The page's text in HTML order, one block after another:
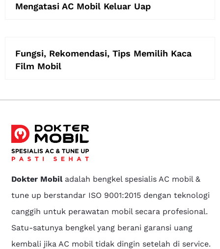
Mengatasi AC Mobil Keluar Uap
Fungsi, Rekomendasi, Tips Memilih Kaca
Film Mobil
Dokter Mobiladalah bengkel spesialis AC mobil &
tune up berstandar ISO 9001:2015 dengan teknologi
canggih untuk perawatan mobil secara profesional.
Satu-satunya bengkel yang berani garansi uang
kembali jika AC mobil tidak dingin setelah di service.